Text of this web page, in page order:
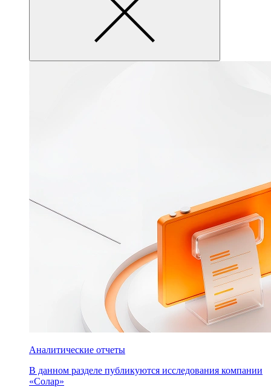
Аналитические отчеты
В данном разделе публикуются исследования компании
«Солар»